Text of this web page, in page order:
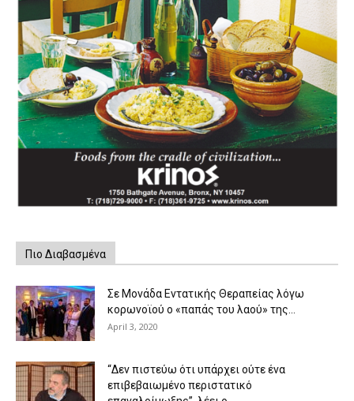
Πιο Διαβασμένα
Σε Μονάδα Εντατικής Θεραπείας λόγω
κορωνοϊού ο «παπάς του λαού» της...
April 3, 2020
“Δεν πιστεύω ότι υπάρχει ούτε ένα
επιβεβαιωμένο περιστατικό